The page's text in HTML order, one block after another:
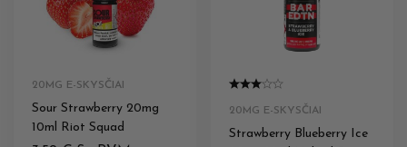
20MG E-SKYSČIAI
Sour Strawberry 20mg
10ml Riot Squad
20MG E-SKYSČIAI
Strawberry Blueberry Ice